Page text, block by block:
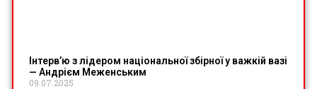
Інтерв’ю з лідером національної збірної у важкій вазі
— Андрієм Меженським
09.07.2025